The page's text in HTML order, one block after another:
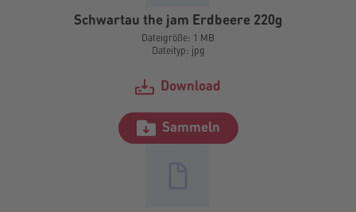
Schwartau the jam Erdbeere 220g
Dateigröße: 1 MB
Dateityp: jpg
Download
Sammeln